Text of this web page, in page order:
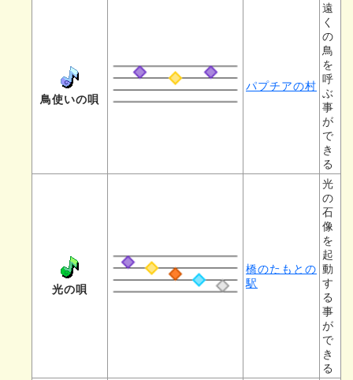
鳥使いの唄
パプチアの村
遠
く
の
鳥
を
呼
ぶ
事
が
で
き
る
光の唄
橋のたもとの
駅
光
の
石
像
を
起
動
す
る
事
が
で
き
る